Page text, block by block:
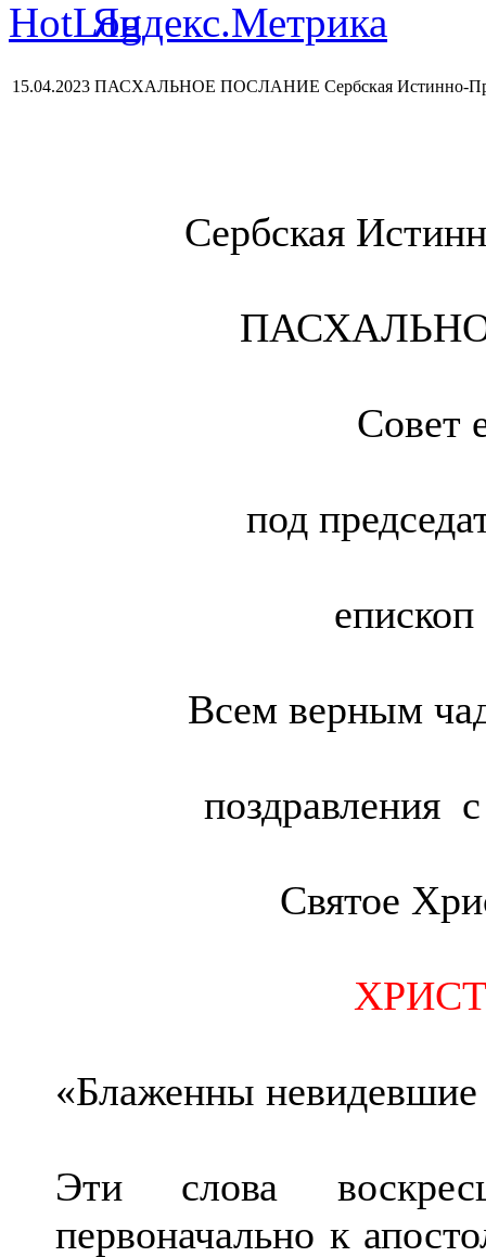
15.04.2023 ПАСХАЛЬНОЕ ПОСЛАНИЕ Сербская Истинно-
Сербская
Совет
под
Всем верным
поздравления
Святое
«Блаженны
Эти слова
первоначально к